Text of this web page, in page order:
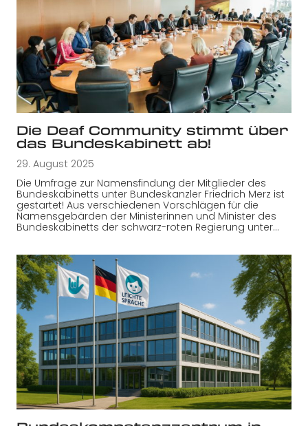
Die Deaf Community stimmt über
das Bundeskabinett ab!
29. August 2025
Die Umfrage zur Namensfindung der Mitglieder des
Bundeskabinetts unter Bundeskanzler Friedrich Merz ist
gestartet! Aus verschiedenen Vorschlägen für die
Namensgebärden der Ministerinnen und Minister des
Bundeskabinetts der schwarz-roten Regierung unter…